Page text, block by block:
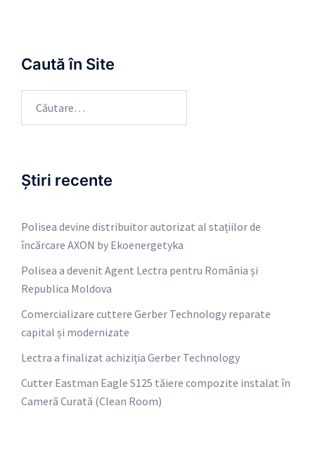
Caută în Site
după:
Știri recente
Polisea devine distribuitor autorizat al stațiilor de
încărcare AXON by Ekoenergetyka
Polisea a devenit Agent Lectra pentru România și
Republica Moldova
Comercializare cuttere Gerber Technology reparate
capital și modernizate
Lectra a finalizat achiziția Gerber Technology
Cutter Eastman Eagle S125 tăiere compozite instalat în
Cameră Curată (Clean Room)